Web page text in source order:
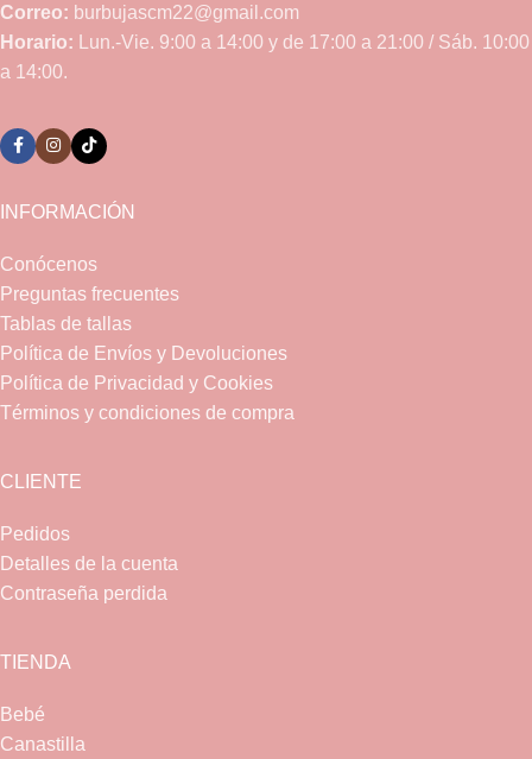
Correo: burbujascm22@gmail.com
Horario: Lun.-Vie. 9:00 a 14:00 y de 17:00 a 21:00 / Sáb. 10:00
a 14:00.
INFORMACIÓN
Conócenos
Preguntas frecuentes
Tablas de tallas
Política de Envíos y Devoluciones
Política de Privacidad y Cookies
Términos y condiciones de compra
CLIENTE
Pedidos
Detalles de la cuenta
Contraseña perdida
TIENDA
Bebé
Canastilla